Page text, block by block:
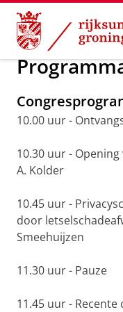
Skip
Content
Skip
Navigation
10.00 uur -
10.30 uur -
A. Kolder
10.45 uur -
door
Smeehuijzen
11.30 uur - Pauze
11.45 uur -